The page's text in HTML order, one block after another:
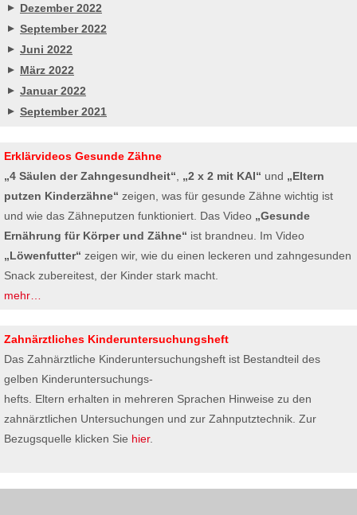
Dezember 2022
September 2022
Juni 2022
März 2022
Januar 2022
September 2021
Erklärvideos Gesunde Zähne
„4 Säulen der Zahngesundheit“
„2 x 2 mit KAI“ und „Eltern
putzen Kinderzähne“ zeigen, was für gesunde Zähne wichtig ist
und wie das Zähneputzen funktioniert. Das Video „Gesunde
Ernährung für Körper und Zähne“ ist brandneu. Im Video
„Löwenfutter“ zeigen wir, wie du einen leckeren und zahngesunden
Snack zubereitest, der Kinder stark macht.
mehr…
Zahnärztliches Kinderuntersuchungsheft
Das Zahnärztliche Kinderuntersuchungsheft ist Bestandteil des
gelben Kinderuntersuchungs-
hefts. Eltern erhalten in mehreren Sprachen Hinweise zu den
zahnärztlichen Untersuchungen und zur Zahnputztechnik. Zur
Bezugsquelle klicken Sie hier.